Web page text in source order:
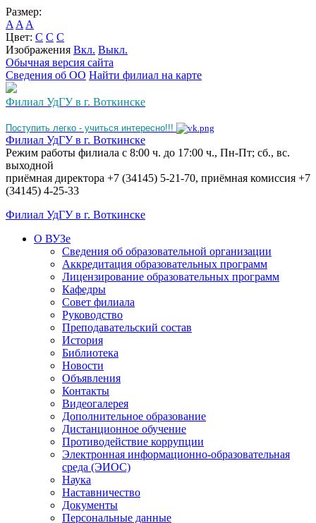
Размер:
A A A
Цвет: C C C
Изображения Вкл. Выкл.
Обычная версия сайта
Сведения об ОО Найти филиал на карте
Филиал УдГУ в г. Воткинске
Поступить легко - учиться интересно!!!
Филиал УдГУ в г. Воткинске
Режим работы филиала с 8:00 ч. до 17:00 ч., Пн-Пт; сб., вс.
выходной
приёмная директора +7 (34145) 5-21-70, приёмная комиссия +7
(34145) 4-25-33
Филиал УдГУ в г. Воткинске
О ВУЗе
Сведения об образовательной организации
Аккредитация образовательных программ
Лицензирование образовательных программ
Кафедры
Совет филиала
Руководство
Преподавательский состав
История
Библиотека
Новости
Объявления
Контакты
Видеогалерея
Дополнительное образование
Дистанционное обучение
Противодействие коррупции
Электронная информационно-образовательная
среда (ЭИОС)
Наука
Наставничество
Документы
Персональные данные